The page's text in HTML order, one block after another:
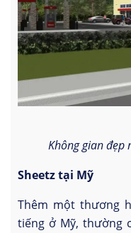
Không gian đẹp
Sheetz tại Mỹ
Thêm một thương
tiếng ở Mỹ, thường